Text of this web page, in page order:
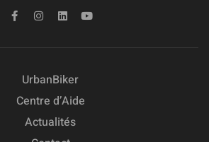
UrbanBiker
Centre d’Aide
Actualités